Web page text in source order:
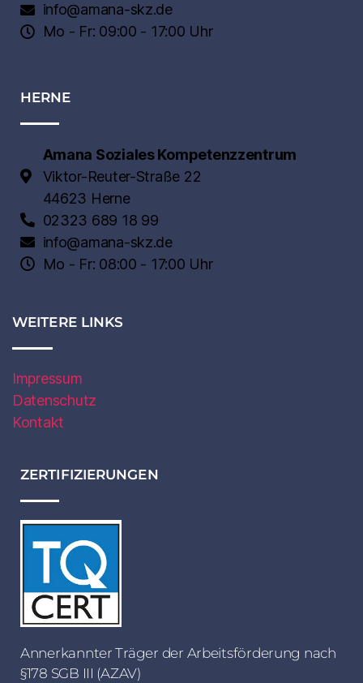
info@amana-skz.de
Mo - Fr: 09:00 - 17:00 Uhr
HERNE
Amana Soziales Kompetenzzentrum
Viktor-Reuter-Straße 22
44623 Herne
02323 689 18 99
info@amana-skz.de
Mo - Fr: 08:00 - 17:00 Uhr
WEITERE LINKS
Impressum
Datenschutz
Kontakt
ZERTIFIZIERUNGEN
Annerkannter Träger der Arbeitsförderung nach
§178 SGB III (AZAV)